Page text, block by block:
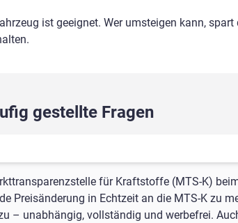
ist geeignet. Wer umsteigen kann,
gestellte Fragen
für Kraftstoffe (MTS-K)
Preisänderung in Echtzeit an die MTS-K zu
– unabhängig, vollständig und werbefrei.